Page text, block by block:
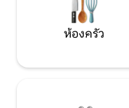
ห้องครัว